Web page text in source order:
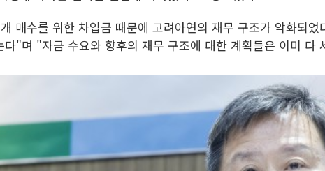
매수를 위한 차입금 때문에 고려아연의 재무 구조가 악화되
다"며 "자금 수요와 향후의 재무 구조에 대한 계획들은 이미 다